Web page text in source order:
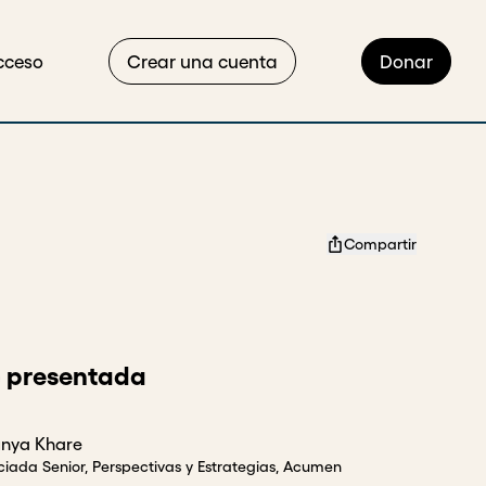
Crear una cuenta Donar
Compartir
presentada
Khare
Senior, Perspectivas y Estrategias, Acumen